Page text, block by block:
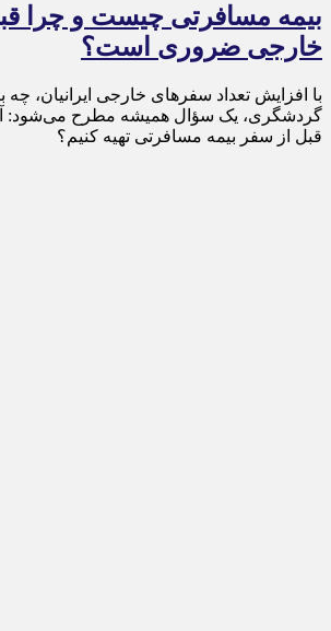
بیمه مسافرتی چیست و چرا
خارجی ضروری است؟
با افزایش تعداد سفرهای خارجی ایرانیان، چه
گردشگری، یک سؤال همیشه مطرح می‌شود:
قبل از سفر بیمه مسافرتی تهیه کنیم؟